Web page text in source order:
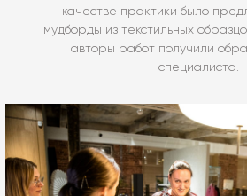
качестве практики было
мудборды из текстильных
авторы работ получили
специалиста.